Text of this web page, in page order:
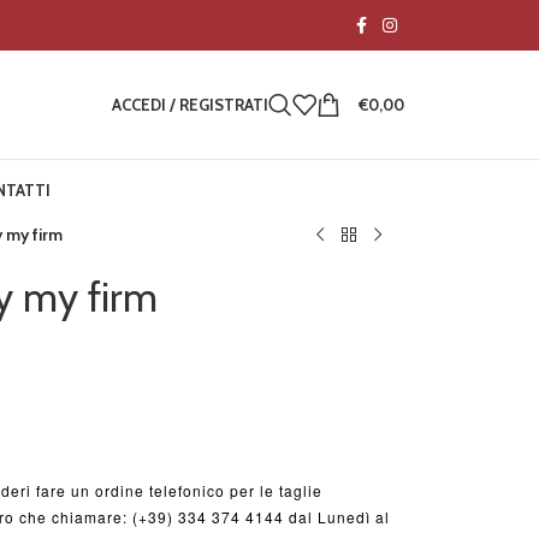
ACCEDI / REGISTRATI €0,00
my firm
my firm
fare un ordine telefonico per le taglie
che chiamare: (+39) 334 374 4144 dal Lunedì al